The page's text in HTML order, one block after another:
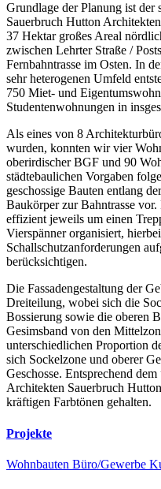
Grundlage der Planung ist der
Sauerbruch Hutton
37 Hektar großes Areal
zwischen Lehrter Straße /
Fernbahntrasse im Osten. In
sehr heterogenen Umfeld
750 Miet- und
Studentenwohnungen in
Als eines von 8
wurden, konnten wir vier
oberirdischer BGF und 90
städtebaulichen Vorgaben
geschossige Bauten entlang
Baukörper zur Bahntrasse
effizient jeweils um einen
Vierspänner organisiert,
Schallschutzanforderungen
berücksichtigen.
Die Fassadengestaltung der
Dreiteilung, wobei sich die
Bossierung sowie die oberen
Gesimsband von den
unterschiedlichen Proportion
sich Sockelzone und oberer
Geschosse. Entsprechend
Architekten Sauerbruch
kräftigen Farbtönen gehalten.
Projekte
Wohnbauten Büro/Gewerbe